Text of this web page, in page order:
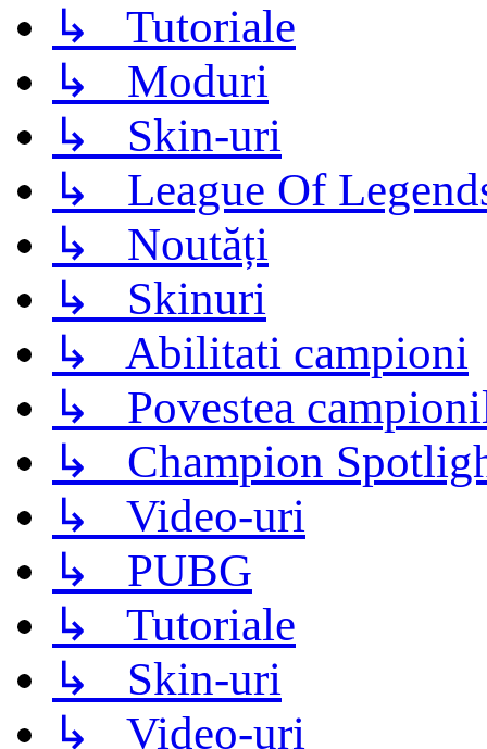
↳ Tutoriale
↳ Moduri
↳ Skin-uri
↳ League Of
↳ Noutăți
↳ Skinuri
↳ Abilitati campioni
↳ Povestea
↳ Champion
↳ Video-uri
↳ PUBG
↳ Tutoriale
↳ Skin-uri
↳ Video-uri